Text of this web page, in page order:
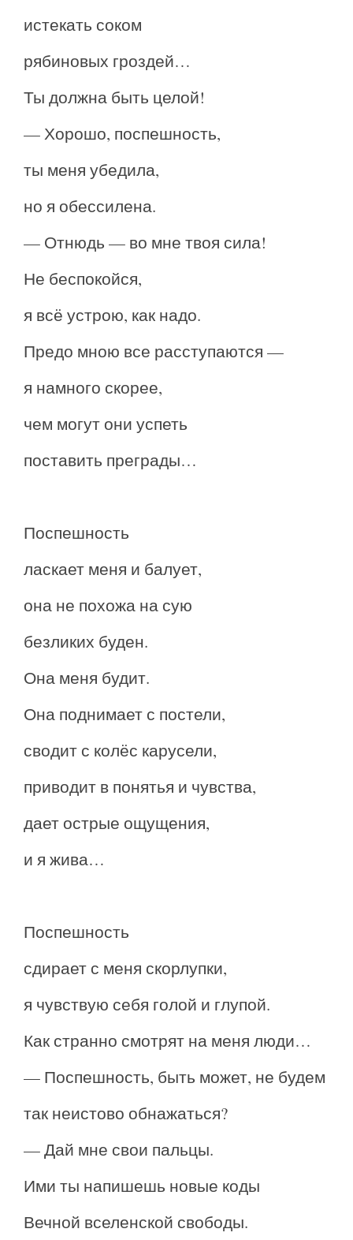
истекать соком
рябиновых гроздей…
Ты должна быть целой!
— Хорошо, поспешность,
ты меня убедила,
но я обессилена.
— Отнюдь — во мне твоя сила!
Не беспокойся,
я всё устрою, как надо.
Предо мною все расступаются —
я намного скорее,
чем могут они успеть
поставить преграды…
Поспешность
ласкает меня и балует,
она не похожа на сую
безликих буден.
Она меня будит.
Она поднимает с постели,
сводит с колёс карусели,
приводит в понятья и чувства,
дает острые ощущения,
и я жива…
Поспешность
сдирает с меня скорлупки,
я чувствую себя голой и глупой.
Как странно смотрят на меня люди…
— Поспешность, быть может, не будем
так неистово обнажаться?
— Дай мне свои пальцы.
Ими ты напишешь новые коды
Вечной вселенской свободы.